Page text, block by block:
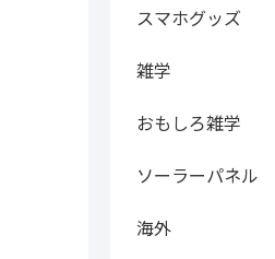
スマホグッズ
雑学
おもしろ雑学
ソーラーパネル
海外